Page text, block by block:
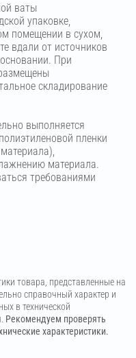
ваты
упаковке,
помещении в сухом,
вдали от источников
При
складирование
выполняется
пленки
материала.
требованиями
товара, представленные на
справочный характер и
в технической
Рекомендуем проверять
характеристики.